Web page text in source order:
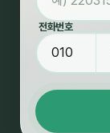
전화번호